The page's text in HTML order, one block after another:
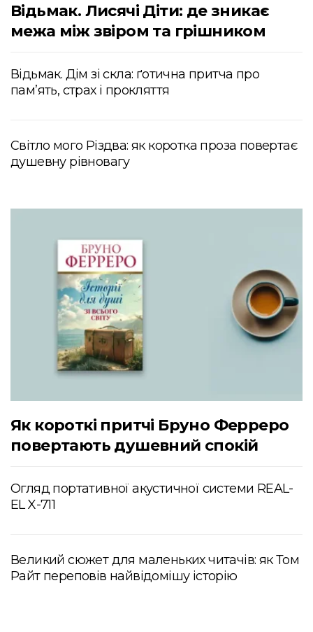
Відьмак. Лисячі Діти: де зникає
межа між звіром та грішником
Відьмак. Дім зі скла: ґотична притча про
пам’ять, страх і прокляття
Світло мого Різдва: як коротка проза повертає
душевну рівновагу
Як короткі притчі Бруно Ферреро
повертають душевний спокій
Огляд портативної акустичної системи REAL-
EL X-711
Великий сюжет для маленьких читачів: як Том
Райт переповів найвідомішу історію